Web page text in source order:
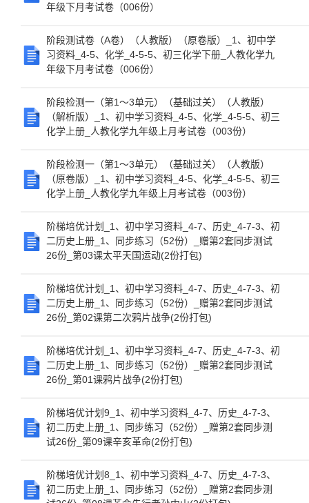
年级下月考试卷（006份）
阶段测试卷（A卷）（人教版）（原卷版）_1、初中学
习资料_4-5、化学_4-5-5、初三化学下册_人教化学九
年级下月考试卷（006份）
阶段检测一（第1～3单元）（基础过关）（人教版）
（解析版）_1、初中学习资料_4-5、化学_4-5-5、初三
化学上册_人教化学九年级上月考试卷（003份）
阶段检测一（第1～3单元）（基础过关）（人教版）
（原卷版）_1、初中学习资料_4-5、化学_4-5-5、初三
化学上册_人教化学九年级上月考试卷（003份）
阶梯培优计划_1、初中学习资料_4-7、历史_4-7-3、初
二历史上册_1、同步练习（52份）_赠第2套同步测试
26份_第03课太平天国运动(2份打包)
阶梯培优计划_1、初中学习资料_4-7、历史_4-7-3、初
二历史上册_1、同步练习（52份）_赠第2套同步测试
26份_第02课第二次鸦片战争(2份打包)
阶梯培优计划_1、初中学习资料_4-7、历史_4-7-3、初
二历史上册_1、同步练习（52份）_赠第2套同步测试
26份_第01课鸦片战争(2份打包)
阶梯培优计划9_1、初中学习资料_4-7、历史_4-7-3、
初二历史上册_1、同步练习（52份）_赠第2套同步测
试26份_第09课辛亥革命(2份打包)
阶梯培优计划8_1、初中学习资料_4-7、历史_4-7-3、
初二历史上册_1、同步练习（52份）_赠第2套同步测